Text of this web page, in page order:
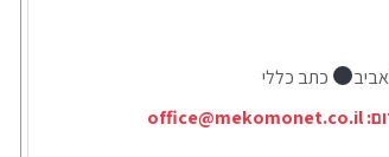
כתב כללי
office@mekomonet.co.il